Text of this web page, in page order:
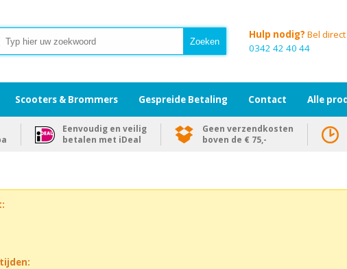
Hulp nodig? Bel direct
0342 42 40 44
Scooters & Brommers Gespreide Betaling Contact Alle
Eenvoudig en veilig
betalen met iDeal
Geen verzendkosten
boven de € 75,-